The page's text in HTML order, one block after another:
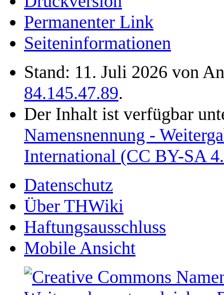
Permanenter Link
Seiten­informationen
Stand: 11. Juli 2026 von
84.145.47.89.
Der Inhalt ist verfügbar
Namensnennung -
International (CC BY-SA
Datenschutz
Über THWiki
Haftungsausschluss
Mobile Ansicht